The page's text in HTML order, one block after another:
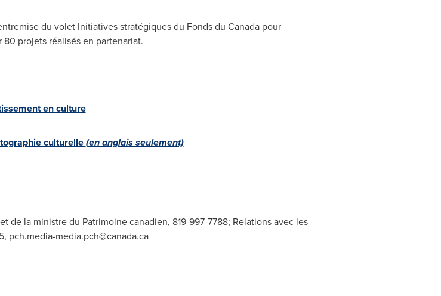
du volet Initiatives stratégiques du Fonds du Canadapour
projets réalisés en partenariat.
en culture
culturelle(en anglais seulement)
de la ministre du Patrimoine canadien, 819-997-7788; Relations avec les
pch.media-media.pch@canada.ca